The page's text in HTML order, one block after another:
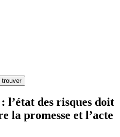
trouver
l’état des risques doit
la promesse et l’acte